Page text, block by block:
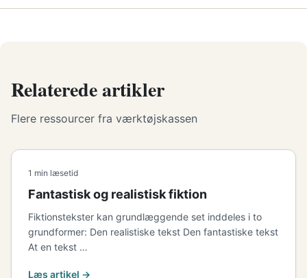
Relaterede artikler
Flere ressourcer fra værktøjskassen
1 min læsetid
Fantastisk og realistisk fiktion
Fiktionstekster kan grundlæggende set inddeles i to
grundformer: Den realistiske tekst Den fantastiske tekst
At en tekst …
Læs artikel →